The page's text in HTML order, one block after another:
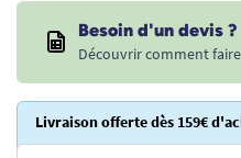
Besoin d'un devis ?
Découvrir comment
Livraison offerte dès 159€